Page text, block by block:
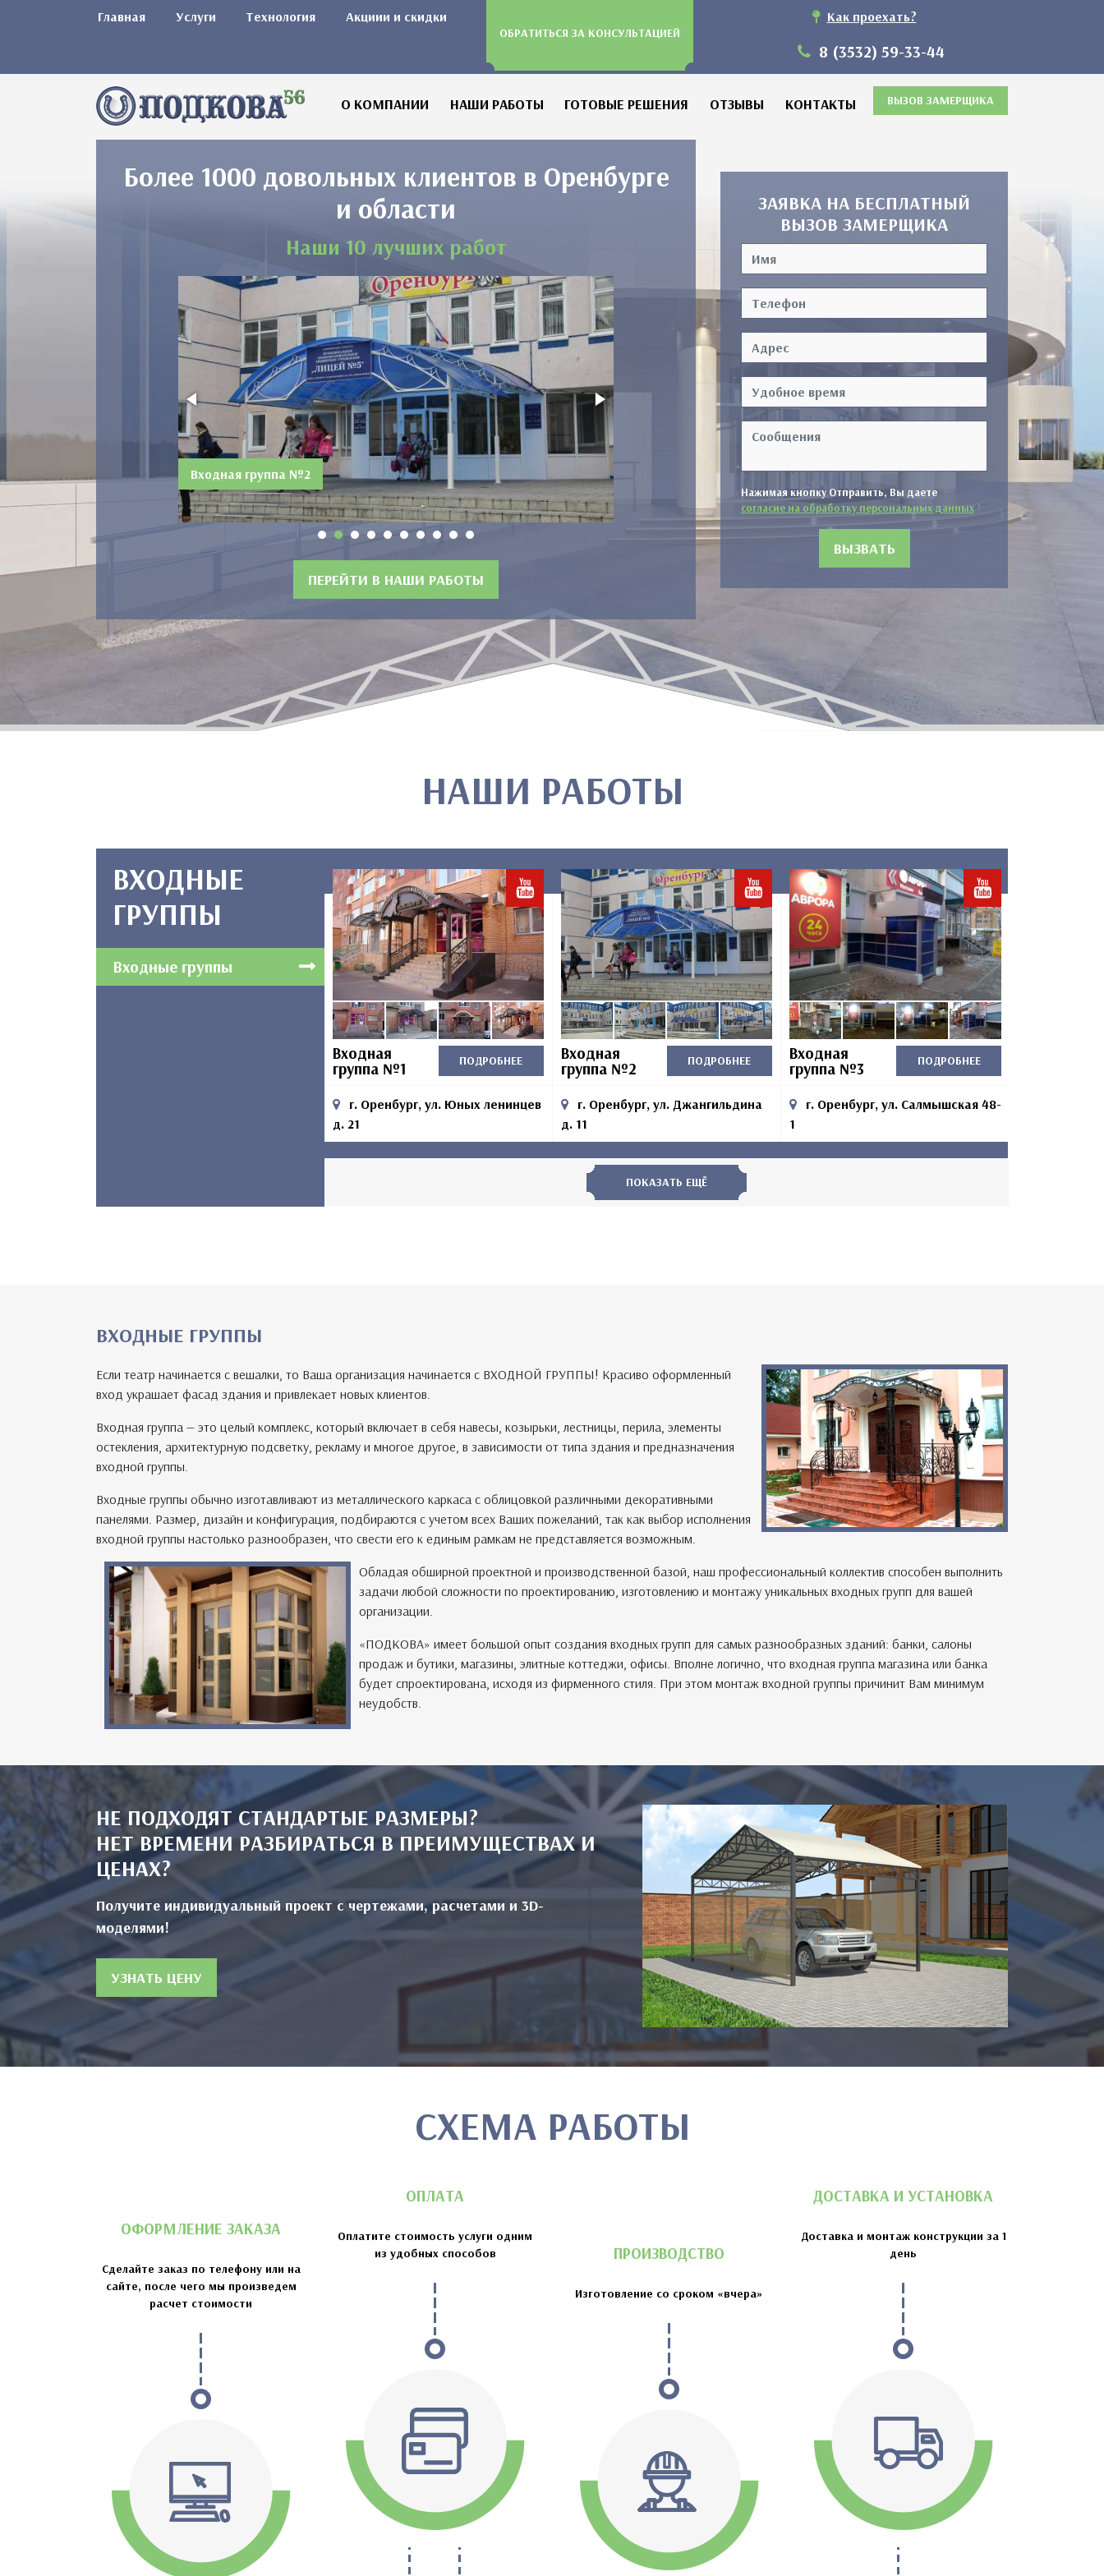
Главная Услуги Технология Акциии и скидки
ОБРАТИТЬСЯ ЗА КОНСУЛЬТАЦИЕЙ
Как проехать?
8 (3532) 59-33-44
О КОМПАНИИ НАШИ РАБОТЫ ГОТОВЫЕ РЕШЕНИЯ ОТЗЫВЫ КОНТАКТЫ ВЫЗОВ ЗАМЕРЩИКА
Более 1000 довольных клиентов в Оренбурге
и области
Наши 10 лучших работ
Входная группа №2 Входная группа №3
ПЕРЕЙТИ В НАШИ РАБОТЫ
ЗАЯВКА НА БЕСПЛАТНЫЙ
ВЫЗОВ ЗАМЕРЩИКА
Нажимая кнопку Отправить, Вы даете
согласие на обработку персональных данных
ВЫЗВАТЬ
НАШИ РАБОТЫ
ВХОДНЫЕ
ГРУППЫ
Входные группы
Входная
группа №1 ПОДРОБНЕЕ
г. Оренбург, ул. Юных ленинцев
д. 21
Входная
группа №2 ПОДРОБНЕЕ
г. Оренбург, ул. Джангильдина
д. 11
Входная
группа №3 ПОДРОБНЕЕ
г. Оренбург, ул. Салмышская 48-
1
ПОКАЗАТЬ ЕЩЁ
ВХОДНЫЕ ГРУППЫ
Если театр начинается с вешалки, то Ваша организация начинается с ВХОДНОЙ ГРУППЫ! Красиво оформленный
вход украшает фасад здания и привлекает новых клиентов.
Входная группа — это целый комплекс, который включает в себя навесы, козырьки, лестницы, перила, элементы
остекления, архитектурную подсветку, рекламу и многое другое, в зависимости от типа здания и предназначения
входной группы.
Входные группы обычно изготавливают из металлического каркаса с облицовкой различными декоративными
панелями. Размер, дизайн и конфигурация, подбираются с учетом всех Ваших пожеланий, так как выбор исполнения
входной группы настолько разнообразен, что свести его к единым рамкам не представляется возможным.
Обладая обширной проектной и производственной базой, наш профессиональный коллектив способен выполнить
задачи любой сложности по проектированию, изготовлению и монтажу уникальных входных групп для вашей
организации.
«ПОДКОВА» имеет большой опыт создания входных групп для самых разнообразных зданий: банки, салоны
продаж и бутики, магазины, элитные коттеджи, офисы. Вполне логично, что входная группа магазина или банка
будет спроектирована, исходя из фирменного стиля. При этом монтаж входной группы причинит Вам минимум
неудобств.
НЕ ПОДХОДЯТ СТАНДАРТЫЕ РАЗМЕРЫ?
НЕТ ВРЕМЕНИ РАЗБИРАТЬСЯ В ПРЕИМУЩЕСТВАХ И
ЦЕНАХ?
Получите индивидуальный проект с чертежами, расчетами и 3D-
моделями!
УЗНАТЬ ЦЕНУ
СХЕМА РАБОТЫ
ОФОРМЛЕНИЕ ЗАКАЗА
Сделайте заказ по телефону или на
сайте, после чего мы произведем
расчет стоимости
ОПЛАТА
Оплатите стоимость услуги одним
из удобных способов
ПРОИЗВОДСТВО
Изготовление со сроком «вчера»
ДОСТАВКА И УСТАНОВКА
Доставка и монтаж конструкции за 1
день